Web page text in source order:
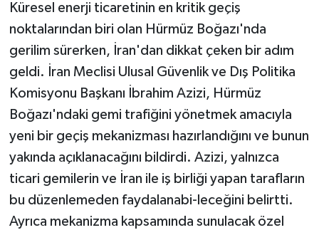
Küresel enerji ticaretinin en kritik geçiş
noktalarından biri olan Hürmüz Boğazı'nda
gerilim sürerken, İran'dan dikkat çeken bir adım
geldi. İran Meclisi Ulusal Güvenlik ve Dış Politika
Komisyonu Başkanı İbrahim Azizi, Hürmüz
Boğazı'ndaki gemi trafiğini yönetmek amacıyla
yeni bir geçiş mekanizması hazırlandığını ve bunun
yakında açıklanacağını bildirdi. Azizi, yalnızca
ticari gemilerin ve İran ile iş birliği yapan tarafların
bu düzenlemeden faydalanabi-leceğini belirtti.
Ayrıca mekanizma kapsamında sunulacak özel